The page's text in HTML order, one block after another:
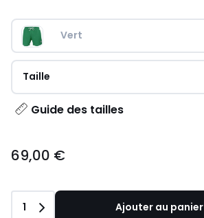
Vert
Taille
Guide des tailles
€.
69,00 €
Quantité
1 Ajouter au panier